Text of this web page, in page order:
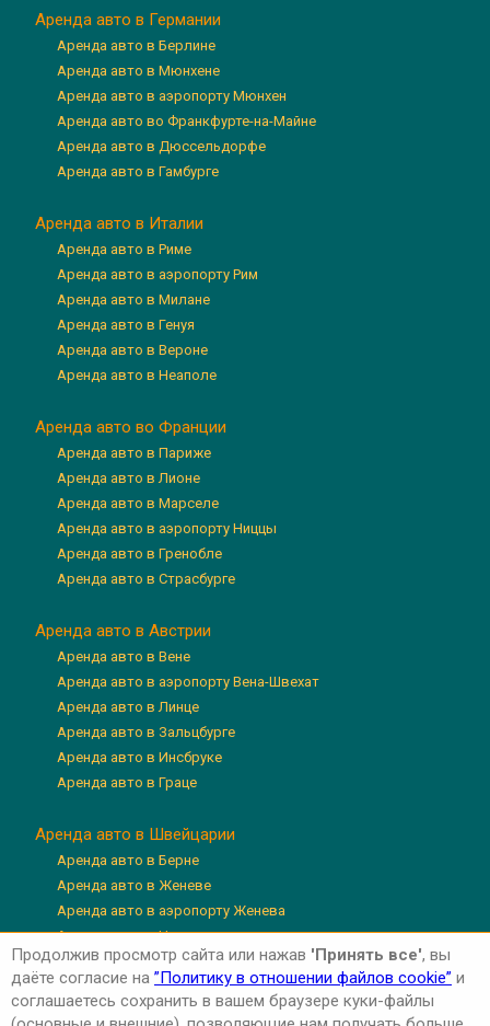
Аренда авто в Германии
Аренда авто в Берлине
Аренда авто в Мюнхене
Аренда авто в аэропорту Мюнхен
Аренда авто во Франкфурте-на-Майне
Аренда авто в Дюссельдорфе
Аренда авто в Гамбурге
Аренда авто в Италии
Аренда авто в Риме
Аренда авто в аэропорту Рим
Аренда авто в Милане
Аренда авто в Генуя
Аренда авто в Вероне
Аренда авто в Неаполе
Аренда авто во Франции
Аренда авто в Париже
Аренда авто в Лионе
Аренда авто в Марселе
Аренда авто в аэропорту Ниццы
Аренда авто в Гренобле
Аренда авто в Страсбурге
Аренда авто в Австрии
Аренда авто в Вене
Аренда авто в аэропорту Вена-Швехат
Аренда авто в Линце
Аренда авто в Зальцбурге
Аренда авто в Инсбруке
Аренда авто в Граце
Аренда авто в Швейцарии
Аренда авто в Берне
Аренда авто в Женеве
Аренда авто в аэропорту Женева
Аренда авто в Цюрихе
Аренда авто в аэропорту Цюрих
Аренда авто в Люцерне
Продолжив просмотр сайта или нажав 'Принять все', вы
даёте согласие на ”Политику в отношении файлов cookie” и
соглашаетесь сохранить в вашем браузере куки-файлы